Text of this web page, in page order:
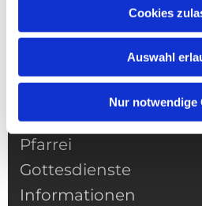
Cookies
Auswahl
Nur notwendige
NAVIGATION
Pfarrei
Gottesdienste
Informationen